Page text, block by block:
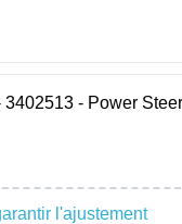
- Power
l'ajustement